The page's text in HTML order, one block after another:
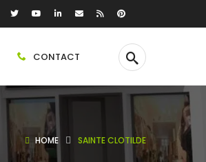
CONTACT
HOME SAINTE CLOTILDE